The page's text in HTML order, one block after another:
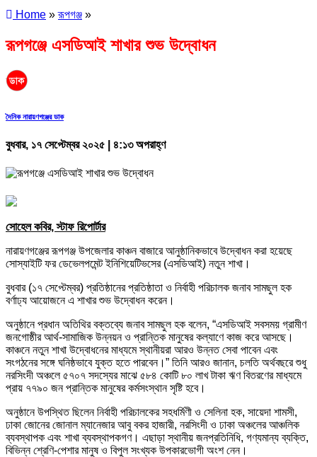
Home »রূপগঞ্জ »
রূপগঞ্জে এসডিআই শাখার শুভ উদ্বোধন
দৈনিক নারায়ণগঞ্জের ডাক
বুধবার, ১৭ সেপ্টেম্বর ২০২৫ | ৪:১৩ অপরাহ্ণ
সোহেল কবির, স্টাফ রিপোর্টার
নারায়ণগঞ্জের রূপগঞ্জ উপজেলার কাঞ্চন বাজারে আনুষ্ঠানিকভাবে উদ্বোধন করা হয়েছে
সোস্যাইটি ফর ডেভেলপমেন্ট ইনিশিয়েটিভসের (এসডিআই) নতুন শাখা।
বুধবার (১৭ সেপ্টেম্বর) প্রতিষ্ঠানের প্রতিষ্ঠাতা ও নির্বাহী পরিচালক জনাব সামছুল হক
বর্ণাঢ্য আয়োজনে এ শাখার শুভ উদ্বোধন করেন।
অনুষ্ঠানে প্রধান অতিথির বক্তব্যে জনাব সামছুল হক বলেন, “এসডিআই সবসময় গ্রামীণ
জনগোষ্ঠীর আর্থ-সামাজিক উন্নয়ন ও প্রান্তিক মানুষের কল্যাণে কাজ করে আসছে।
কাঞ্চনে নতুন শাখা উদ্বোধনের মাধ্যমে স্থানীয়রা আরও উন্নত সেবা পাবেন এবং
সংগঠনের সঙ্গে ঘনিষ্ঠভাবে যুক্ত হতে পারবেন।” তিনি আরও জানান, চলতি অর্থবছরে শুধু
নরসিংদী অঞ্চলে ৫৭০৭ সদস্যের মাঝে ৫৮৪ কোটি ৮০ লাখ টাকা ঋণ বিতরণের মাধ্যমে
প্রায় ৭৭৯০ জন প্রান্তিক মানুষের কর্মসংস্থান সৃষ্টি হবে।
অনুষ্ঠানে উপস্থিত ছিলেন নির্বাহী পরিচালকের সহধর্মিণী ও সেলিনা হক, সায়েদা শামসী,
ঢাকা জোনের জোনাল ম্যানেজার আবু বকর হাজারী, নরসিংদী ও ঢাকা অঞ্চলের আঞ্চলিক
ব্যবস্থাপক এবং শাখা ব্যবস্থাপকগণ। এছাড়া স্থানীয় জনপ্রতিনিধি, গণ্যমান্য ব্যক্তি,
বিভিন্ন শ্রেণি-পেশার মানুষ ও বিপুল সংখ্যক উপকারভোগী অংশ নেন।